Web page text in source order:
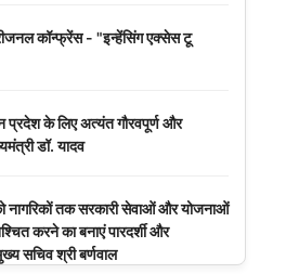
कॉन्फ्रेंस - "इन्हेंसिंग एक्सेस टू
प्रदेश के लिए अत्यंत गौरवपूर्ण और
डॉ. यादव
नागरिकों तक सरकारी सेवाओं और योजनाओं
करने का बनाएं पारदर्शी और
सचिव श्री बर्णवाल